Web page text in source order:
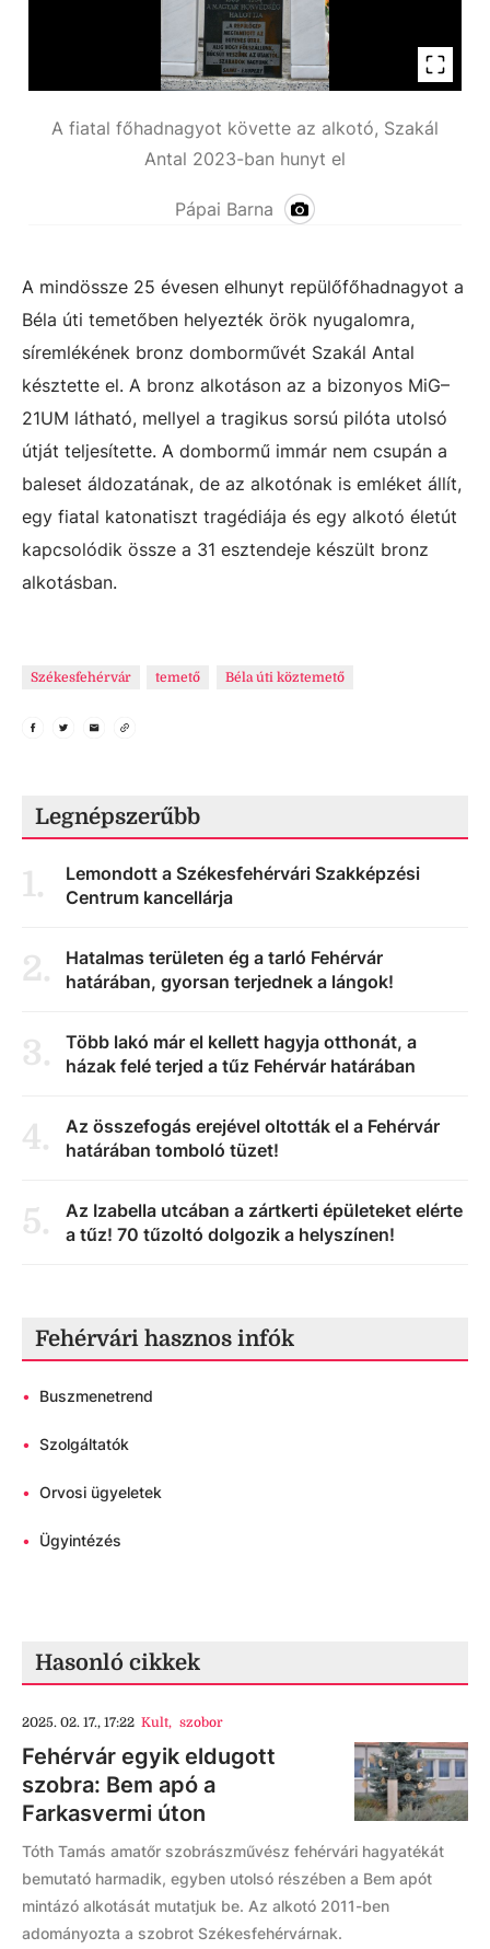
A fiatal főhadnagyot követte az alkotó, Szakál
Antal 2023-ban hunyt el
Pápai Barna
A mindössze 25 évesen elhunyt repülőfőhadnagyot a
Béla úti temetőben helyezték örök nyugalomra,
síremlékének bronz domborművét Szakál Antal
késztette el. A bronz alkotáson az a bizonyos MiG–
21UM látható, mellyel a tragikus sorsú pilóta utolsó
útját teljesítette. A dombormű immár nem csupán a
baleset áldozatának, de az alkotónak is emléket állít,
egy fiatal katonatiszt tragédiája és egy alkotó életút
kapcsolódik össze a 31 esztendeje készült bronz
alkotásban.
Székesfehérvár temető Béla úti köztemető
Legnépszerűbb
1.
Lemondott a Székesfehérvári Szakképzési
Centrum kancellárja
2.
Hatalmas területen ég a tarló Fehérvár
határában, gyorsan terjednek a lángok!
3.
Több lakó már el kellett hagyja otthonát, a
házak felé terjed a tűz Fehérvár határában
4.
Az összefogás erejével oltották el a Fehérvár
határában tomboló tüzet!
5.
Az Izabella utcában a zártkerti épületeket elérte
a tűz! 70 tűzoltó dolgozik a helyszínen!
Fehérvári hasznos infók
• Buszmenetrend
• Szolgáltatók
• Orvosi ügyeletek
• Ügyintézés
Hasonló cikkek
2025. 02. 17., 17:22 Kult, szobor
Fehérvár egyik eldugott
szobra: Bem apó a
Farkasvermi úton
Tóth Tamás amatőr szobrászművész fehérvári hagyatékát
bemutató harmadik, egyben utolsó részében a Bem apót
mintázó alkotását mutatjuk be. Az alkotó 2011-ben
adományozta a szobrot Székesfehérvárnak.